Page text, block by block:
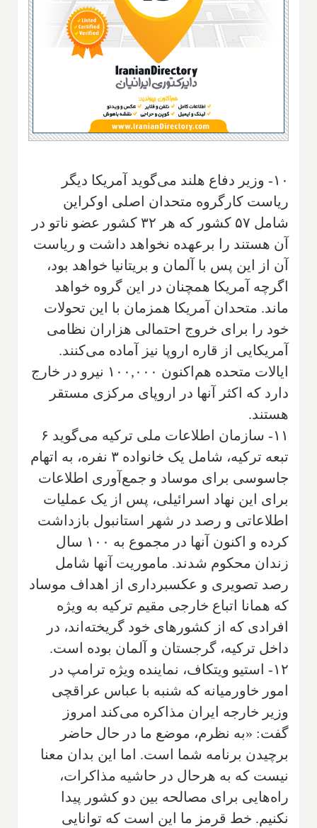
۱۰- وزیر دفاع هلند می‌گوید آمریکا دیگر
ریاست کارگروه متحدان اصلی اوکراین
شامل ۵۷ کشور که هر ۳۲ کشور عضو ناتو در
آن هستند را برعهده نخواهد داشت و ریاست
آن از این پس با آلمان و بریتانیا خواهد بود،
اگرچه آمریکا همچنان در این گروه خواهد
ماند. متحدان آمریکا همزمان با این تحولات
خود را برای خروج احتمالی هزاران نظامی
آمریکایی از قاره اروپا نیز آماده می‌کنند.
ایالات متحده هم‌اکنون ۱۰۰,۰۰۰ نیرو در خارج
دارد که اکثر آنها در اروپای مرکزی مستقر
هستند.
۱۱- سازمان اطلاعات ملی ترکیه می‌گوید ۶
تبعه ترکیه، شامل یک خانواده ۳ نفره، به اتهام
جاسوسی برای موساد و جمع‌آوری اطلاعات
برای این نهاد اسرائیلی، پس از یک عملیات
اطلاعاتی و رصد در شهر استانبول بازداشت
کرده و اکنون آنها در مجموع به ۱۰۰ سال
زندان محکوم شدند. ماموریت آنها شامل
رصد تصویری و عکسبرداری از اهداف موساد
که همانا اتباع خارجی مقیم ترکیه به ویژه
افرادی که از کشورهای خود گریخته‌اند، در
داخل ترکیه، گرجستان و آلمان بوده است.
۱۲- استیو ویتکاف، نماینده ویژه ترامپ در
امور خاورمیانه که شنبه با عباس عراقچی
وزیر خارجه ایران مذاکره می‌کند امروز
گفت: «به نظرم، موضع ما در حال حاضر
برچیدن برنامه شما است. اما این بدان معنا
نیست که به هرحال در حاشیه مذاکرات،
راه‌هایی برای مصالحه بین دو کشور پیدا
نکنیم. خط قرمز ما این است که توانایی